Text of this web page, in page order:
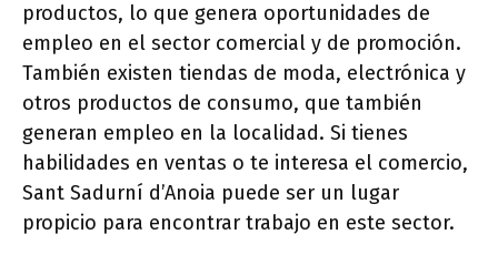
productos, lo que genera oportunidades de
empleo en el sector comercial y de promoción.
También existen tiendas de moda, electrónica y
otros productos de consumo, que también
generan empleo en la localidad. Si tienes
habilidades en ventas o te interesa el comercio,
Sant Sadurní d’Anoia puede ser un lugar
propicio para encontrar trabajo en este sector.